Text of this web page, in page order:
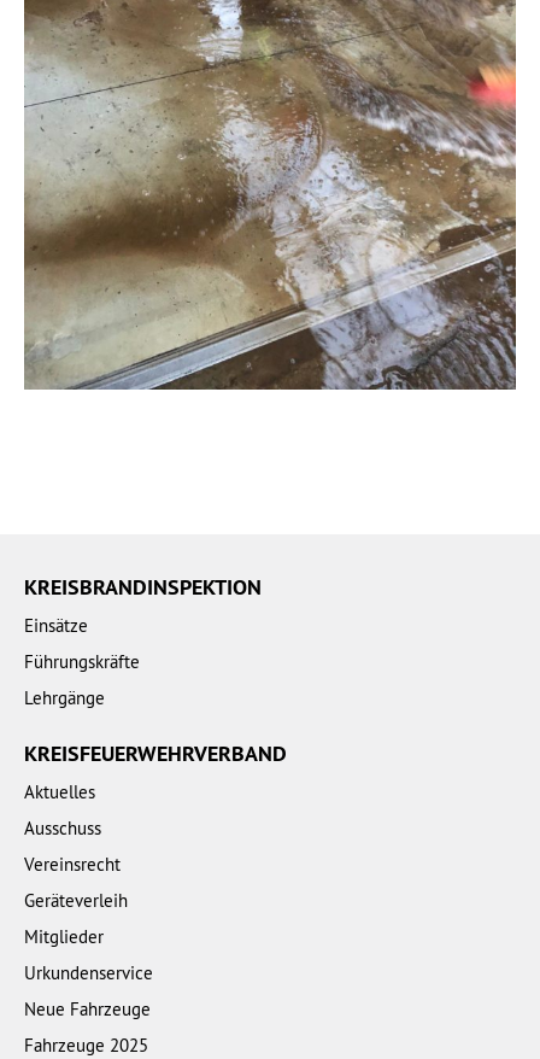
KREISBRANDINSPEKTION
Einsätze
Führungskräfte
Lehrgänge
KREISFEUERWEHRVERBAND
Aktuelles
Ausschuss
Vereinsrecht
Geräteverleih
Mitglieder
Urkundenservice
Neue Fahrzeuge
Fahrzeuge 2025